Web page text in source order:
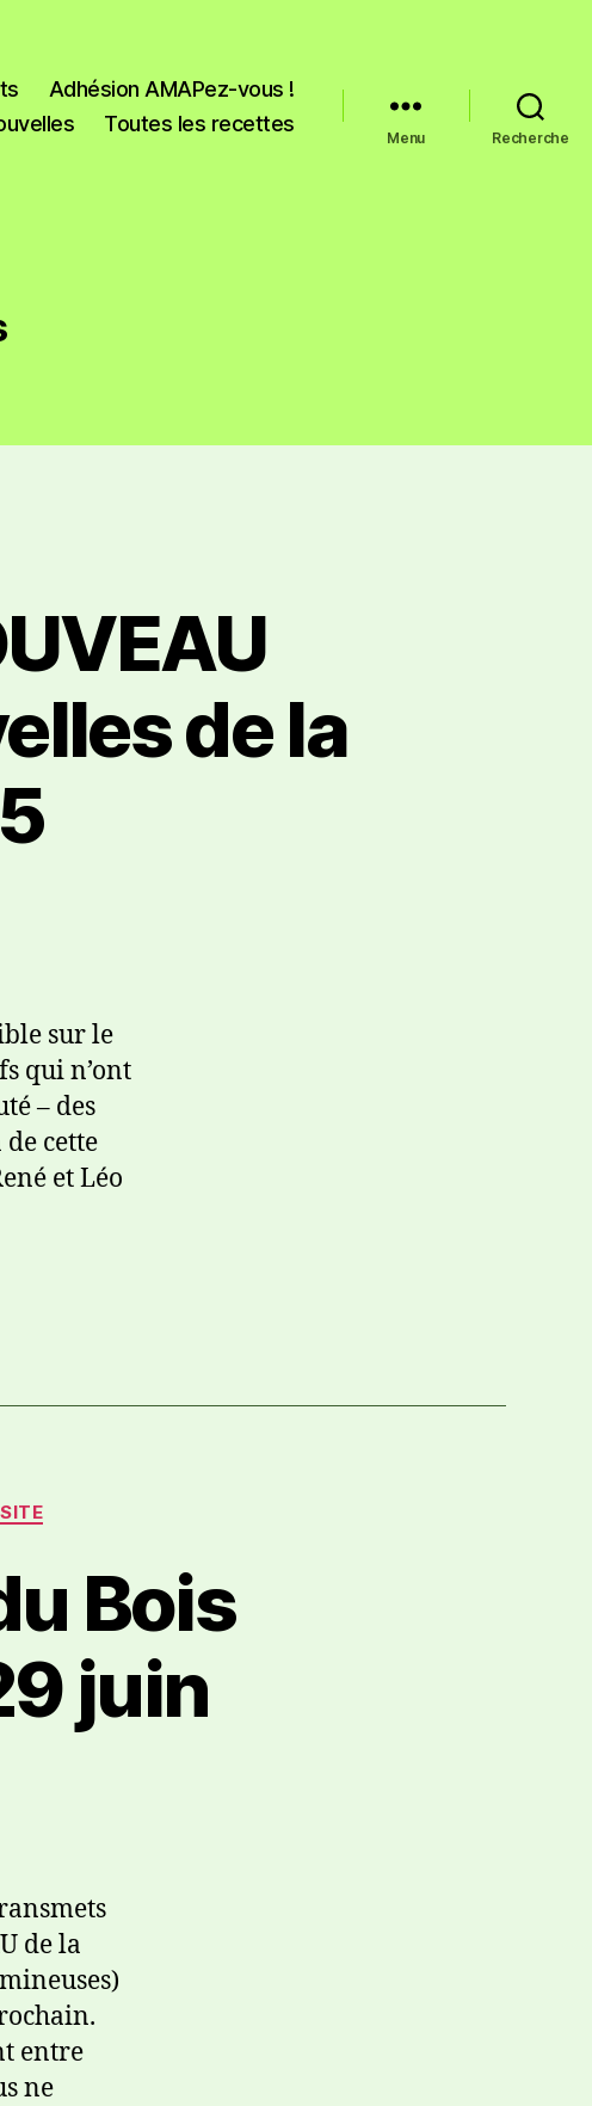
Adhésion AMAPez-vous !
Toutes les recettes
Menu Recherche
de la
sur le
qui n’ont
– des
cette
et Léo
Bois
juin
de la
entre
ne